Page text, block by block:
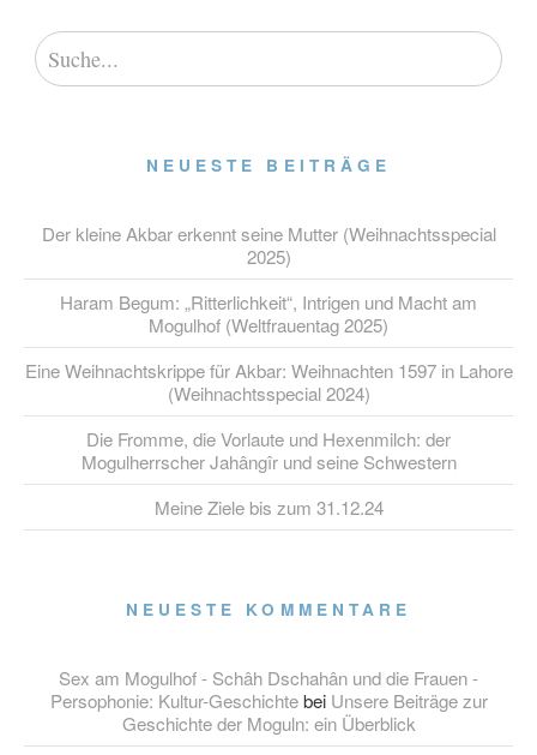
NEUESTE BEITRÄGE
Der kleine Akbar erkennt seine Mutter (Weihnachtsspecial
2025)
Haram Begum: „Ritterlichkeit“, Intrigen und Macht am
Mogulhof (Weltfrauentag 2025)
Eine Weihnachtskrippe für Akbar: Weihnachten 1597 in Lahore
(Weihnachtsspecial 2024)
Die Fromme, die Vorlaute und Hexenmilch: der
Mogulherrscher Jahângîr und seine Schwestern
Meine Ziele bis zum 31.12.24
NEUESTE KOMMENTARE
Sex am Mogulhof - Schâh Dschahân und die Frauen -
Persophonie: Kultur-Geschichtebei Unsere Beiträge zur
Geschichte der Moguln: ein Überblick